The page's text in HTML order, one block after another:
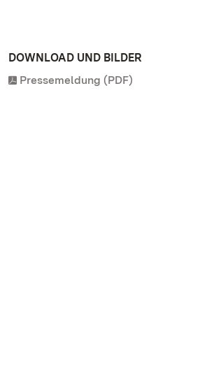
DOWNLOAD UND BILDER
Pressemeldung (PDF)